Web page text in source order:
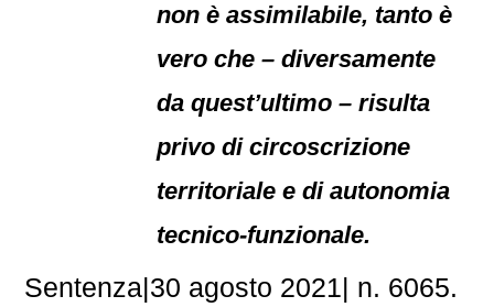
non è assimilabile, tanto è
vero che – diversamente
da quest’ultimo – risulta
privo di circoscrizione
territoriale e di autonomia
tecnico-funzionale.
Sentenza|30 agosto 2021| n. 6065.